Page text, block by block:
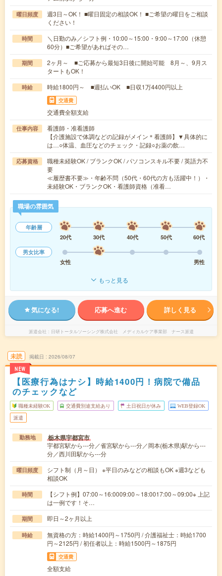
曜日頻度
週3日～OK！ ■曜日固定の相談OK！ ■ご希望の曜日をご相談
ください！
時間
＼日勤のみ／シフト例・10:00～15:00・9:00～17:00（休憩
60分）■ご希望があればその…
期間
2ヶ月～ ■ご応募から最短3日後に開始可能 8月～、9月ス
タートもOK！
時給 時給1800円～ ■週払いOK ■日収1万4400円以上
交通費
交通費全額支給
仕事内容
看護師・准看護師
【介護施設で体調などの記録がメイン＊看護師】▼具体的に
は…○体温、血圧などのチェック・記録○お薬の飲…
応募資格
職種未経験OK / ブランクOK / パソコンスキル不要 / 英語力不
要
≪履歴書不要≫・年齢不問（50代・60代の方も活躍中！）・
未経験OK・ブランクOK・看護師資格（准看…
職場の雰囲気
年齢層
20代
30代 40代 50代
60代
男女比率
女性
男性
もっと見る
気になる! 応募へ進む 詳しく見る
派遣会社 日研トータルソーシング株式会社 メディカルケア事業部 ナース派遣
未読
NEW
掲載日 2026/08/07
【医療行為はナシ】時給1400円！病院で備品
のチェックなど
職種未経験OK 交通費別途支給あり 土日祝日が休み WEB登録OK
派遣
勤務地 栃木県宇都宮市
宇都宮駅から---分／雀宮駅から---分／岡本(栃木県)駅から---
分／西川田駅から---分
曜日頻度
シフト制（月～日） ※平日のみなどの相談もOK ※週3なども
相談OK
時間
【シフト例】07:00～16:0009:00～18:0017:00～09:00※ 上記
は一例です！そ…
期間 即日～2ヶ月以上
時給
無資格の方：時給1400円～1750円 / 介護福祉士：時給1700
円～2125円 / 初任者以上：時給1500円～1875円
交通費
全額支給